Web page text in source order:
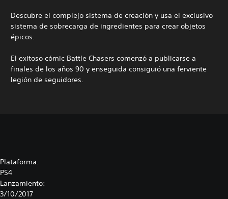
Descubre el complejo sistema de creación y usa el exclusivo
sistema de sobrecarga de ingredientes para crear objetos
épicos.
El exitoso cómic Battle Chasers comenzó a publicarse a
finales de los años 90 y enseguida consiguió una ferviente
legión de seguidores.
Plataforma:
PS4
Lanzamiento:
3/10/2017